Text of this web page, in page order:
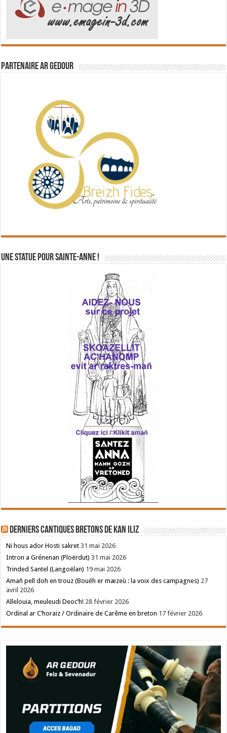
Partenaire Ar Gedour
Une statue pour Sainte-Anne !
Derniers cantiques bretons de Kan Iliz
Ni hous ador Hosti sakret 31 mai 2026
Intron a Grénenan (Ploërdut) 31 mai 2026
Trinded Santel (Langoëlan) 19 mai 2026
Amañ pell doh en trouz (Bouéh er mæzeù : la voix des campagnes) 27
avril 2026
Allelouia, meuleudi Deoc’h! 28 février 2026
Ordinal ar C’horaiz / Ordinaire de Carême en breton 17 février 2026